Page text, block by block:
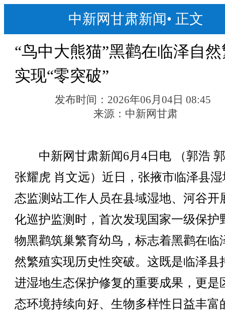
中新网甘肃新闻• 正文
“鸟中大熊猫”黑鹳在临泽自
实现“零突破”
发布时间： 2026年06月04日 08:45
来源： 中新网甘肃
中新网甘肃新闻6月4日电 （郭浩
张耀虎 肖文远）近日，张掖市临泽县
态监测站工作人员在县域湿地、河谷开
化巡护监测时，首次发现国家一级保护
物黑鹳筑巢繁育幼鸟，标志着黑鹳在临
然繁殖实现历史性突破。这既是临泽县
进湿地生态保护修复的重要成果，更是
态环境持续向好、生物多样性日益丰富